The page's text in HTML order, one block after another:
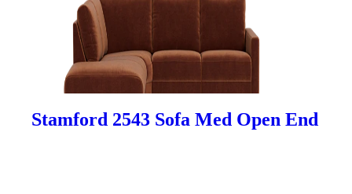
Stamford 2543 Sofa Med Open End